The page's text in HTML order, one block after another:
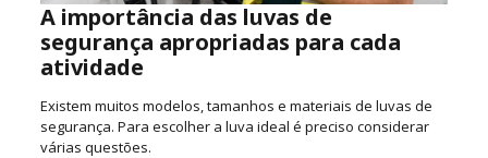
A importância das luvas de
segurança apropriadas para cada
atividade
Existem muitos modelos, tamanhos e materiais de luvas de
segurança. Para escolher a luva ideal é preciso considerar
várias questões.